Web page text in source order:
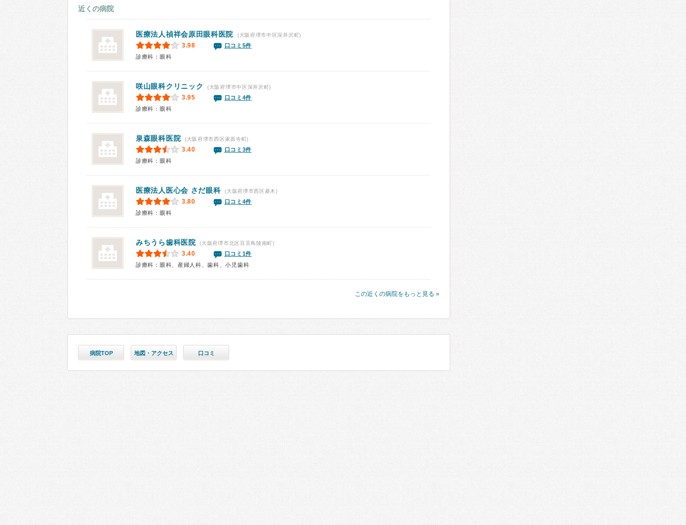
近くの病院
医療法人禎祥会原田眼科医院 (大阪府堺市中区深井沢町)
3.98
口コミ5件
診療科：眼科
咲山眼科クリニック (大阪府堺市中区深井沢町)
3.95
口コミ4件
診療科：眼科
泉森眼科医院 (大阪府堺市西区家原寺町)
3.40
口コミ3件
診療科：眼科
医療法人医心会 さだ眼科 (大阪府堺市西区菱木)
3.80
口コミ4件
診療科：眼科
みちうら歯科医院 (大阪府堺市北区百舌鳥陵南町)
3.40
口コミ1件
診療科：眼科、産婦人科、歯科、小児歯科
この近くの病院をもっと見る »
病院TOP 地図・アクセス 口コミ